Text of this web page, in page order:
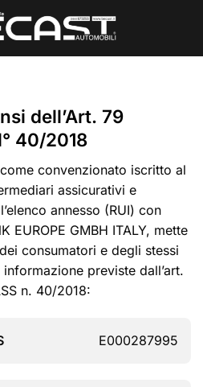
dell’Art. 79
40/2018
convenzionato iscritto al
assicurativi e
annesso (RUI) con
EUROPE GMBH ITALY, mette
consumatori e degli stessi
previste dall’art.
n. 40/2018:
E000287995